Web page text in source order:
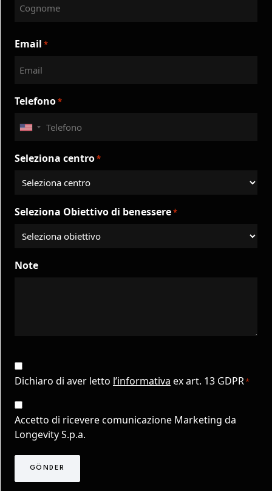
Email *
Telefono*
United
+1
Seleziona centro*
Seleziona Obiettivo di benessere*
Note
Consenso
Privacy
Dichiaro di aver letto l’informativa ex art. 13 GDPR*
Consenso
Marketing
TLS
Accetto di ricevere comunicazione Marketing da
Longevity S.p.a.